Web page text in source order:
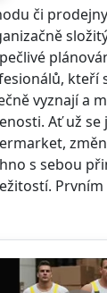
či
kteří
vyznají a
Ať už
s sebou
Prvním